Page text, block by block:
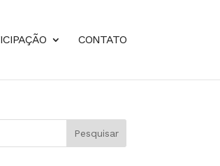
CONTATO
Pesquisar